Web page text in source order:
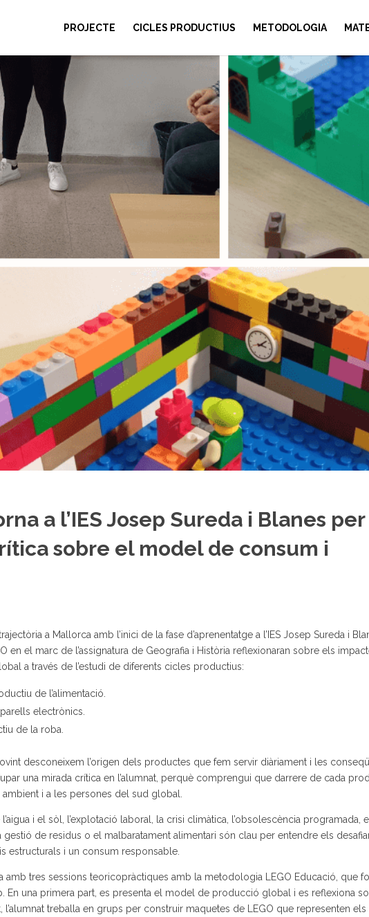
PROJECTE CICLES PRODUCTIUS METODOLOGIA
a l’IES Josep Sureda i Blanes per
sobre el model de consum i
a Mallorca amb l’inici de la fase d’aprenentatge a l’IES Josep Sureda i
en el marc de l’assignatura de Geografia i Història reflexionaran sobre els
a través de l’estudi de diferents cicles productius:
de l’alimentació.
electrònics.
de la roba.
desconeixem l’origen dels productes que fem servir diàriament i les
una mirada crítica en l’alumnat, perquè comprengui que darrere de cada
i a les persones del sud global.
i el sòl, l’explotació laboral, la crisi climàtica, l’obsolescència programada,
de residus o el malbaratament alimentari són clau per entendre els
estructurals i un consum responsable.
amb tres sessions teoricopràctiques amb la metodologia LEGO Educació, que
En una primera part, es presenta el model de producció global i es reflexiona
treballa en grups per construir maquetes de LEGO que representen els